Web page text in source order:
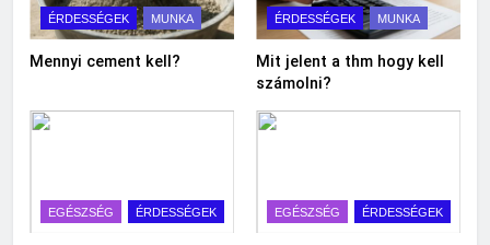
ÉRDESSÉGEK MUNKA
Mennyi cement kell?
ÉRDESSÉGEK MUNKA
Mit jelent a thm hogy kell
számolni?
EGÉSZSÉG ÉRDESSÉGEK EGÉSZSÉG ÉRDESSÉGEK